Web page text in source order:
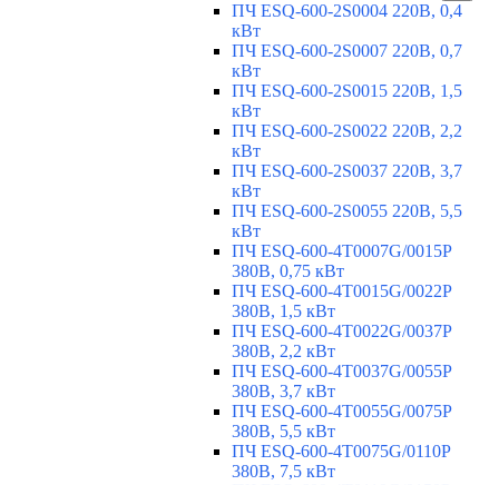
ПЧ ESQ-600-2S0004 220В, 0,4
кВт
ПЧ ESQ-600-2S0007 220В, 0,7
кВт
ПЧ ESQ-600-2S0015 220В, 1,5
кВт
ПЧ ESQ-600-2S0022 220В, 2,2
кВт
ПЧ ESQ-600-2S0037 220В, 3,7
кВт
ПЧ ESQ-600-2S0055 220В, 5,5
кВт
ПЧ ESQ-600-4T0007G/0015P
380В, 0,75 кВт
ПЧ ESQ-600-4T0015G/0022P
380В, 1,5 кВт
ПЧ ESQ-600-4T0022G/0037P
380В, 2,2 кВт
ПЧ ESQ-600-4T0037G/0055P
380В, 3,7 кВт
ПЧ ESQ-600-4T0055G/0075P
380В, 5,5 кВт
ПЧ ESQ-600-4T0075G/0110P
380В, 7,5 кВт